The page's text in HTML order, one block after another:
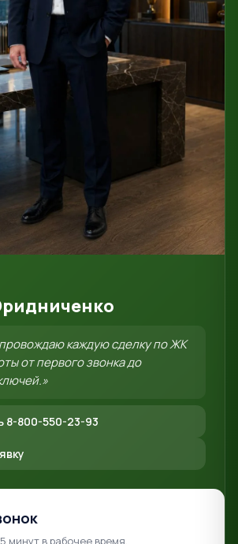
каждую сделку по ЖК
от первого звонка до
8-800-550-23-93
минут в рабочее время.